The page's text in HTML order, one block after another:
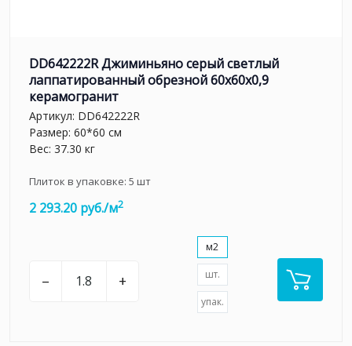
DD642222R Джиминьяно серый светлый
лаппатированный обрезной 60х60x0,9
керамогранит
Артикул: DD642222R
Размер: 60*60 см
Вес: 37.30 кг
Плиток в упаковке: 5 шт
2 293.20 руб./м2
– +
м2
шт.
упак.